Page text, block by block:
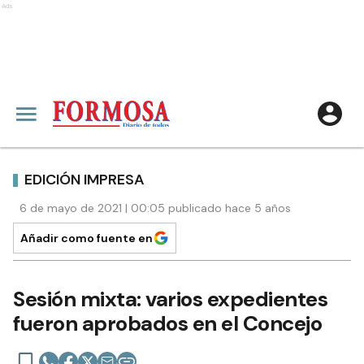
Ads
EDICIÓN IMPRESA
6 de mayo de 2021 | 00:05 publicado hace 5 años
Añadir como fuente en
Sesión mixta: varios expedientes
fueron aprobados en el Concejo